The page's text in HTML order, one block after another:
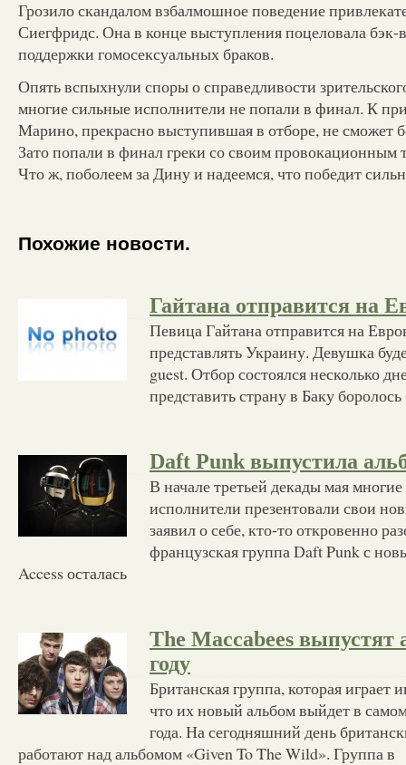
Грозило скандалом взбалмошное поведение
Сиегфридс. Она в конце выступления поцеловала бэк-
поддержки гомосексуальных браков.
Опять вспыхнули споры о справедливости
многие сильные исполнители не попали в финал. К
Марино, прекрасно выступившая в отборе, не сможет
Зато попали в финал греки со своим провокационным
Что ж, поболеем за Дину и надеемся, что победит
Похожие новости.
Гайтана отправится на
Певица Гайтана отправится на
представлять Украину. Девушка
guest. Отбор состоялся несколько
представить страну в Баку
Daft Punk выпустила
В начале третьей декады мая
исполнители презентовали свои
заявил о себе, кто-то откровенно
французская группа Daft Punk с
Access осталась
The Maccabees выпустят
году
Британская группа, которая играет
что их новый альбом выйдет в
года. На сегодняшний день
работают над альбомом «Given To The Wild». Группа в